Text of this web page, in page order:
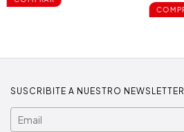
SUSCRIBITE A NUESTRO NEWSLETTER